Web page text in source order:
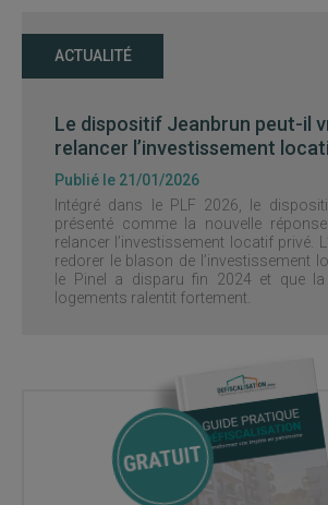
ACTUALITÉ
Le dispositif Jeanbrun peut-il
relancer l’investissement
Publié le 21/01/2026
Intégré dans le PLF 2026, le
présenté comme la nouvelle
relancer l’investissement locatif privé.
redorer le blason de l’investissement
le Pinel a disparu fin 2024 et que
logements ralentit fortement.